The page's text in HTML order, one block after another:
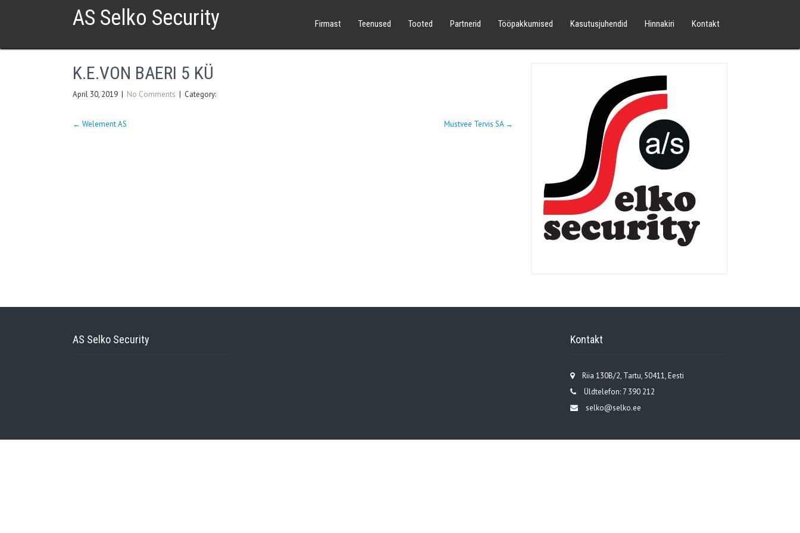
AS Selko Security Firmast Teenused Tooted Partnerid Tööpakkumised Kasutusjuhendid Hinnakiri Kontakt
K.E.VON BAERI 5 KÜ
April 30, 2019 | No Comments | Category:
Post
← Welement AS Mustvee Tervis SA →
AS Selko Security Kontakt
Riia 130B/2, Tartu, 50411, Eesti
Üldtelefon: 7 390 212
selko@selko.ee